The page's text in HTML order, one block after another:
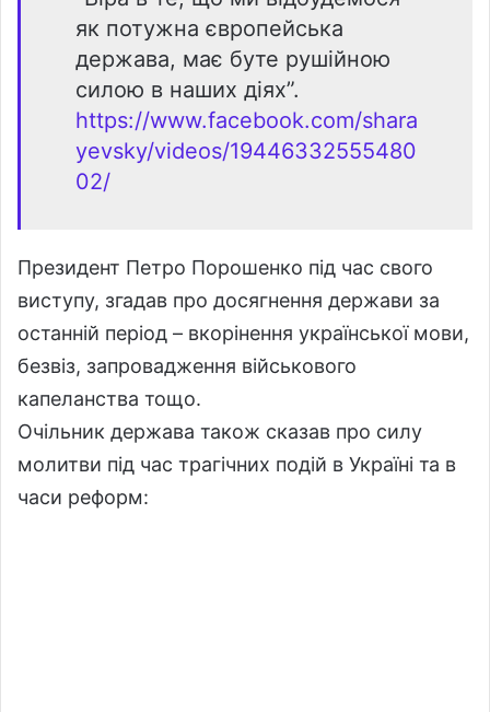
як потужна європейська
держава, має буте рушійною
силою в наших діях”.
https://www.facebook.com/shara
yevsky/videos/19446332555480
02/
Президент Петро Порошенко під час свого
виступу, згадав про досягнення держави за
останній період – вкорінення української мови,
безвіз, запровадження військового
капеланства тощо.
Очільник держава також сказав про силу
молитви під час трагічних подій в Україні та в
часи реформ: